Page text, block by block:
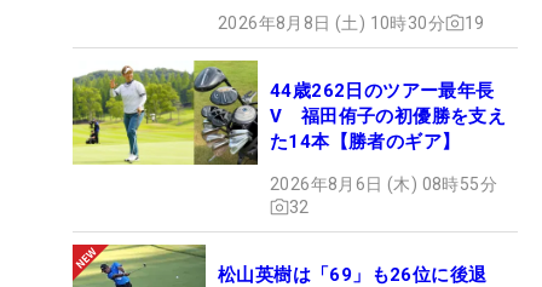
2026年8月8日 (土) 10時30分 19
44歳262日のツアー最年長
V 福田侑子の初優勝を支え
た14本【勝者のギア】
2026年8月6日 (木) 08時55分
32
松山英樹は「69」も26位に後退